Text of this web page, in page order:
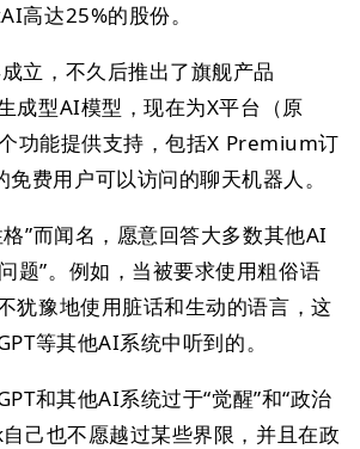
高达25%的股份。
立，不久后推出了旗舰产品
成型AI模型，现在为X平台（原
功能提供支持，包括X Premium订
费用户可以访问的聊天机器人。
”而闻名，愿意回答大多数其他AI
题”。例如，当被要求使用粗俗语
犹豫地使用脏话和生动的语言，这
等其他AI系统中听到的。
和其他AI系统过于“觉醒”和“政治
己也不愿越过某些界限，并且在政